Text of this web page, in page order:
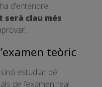
d’entendre
serà clau més
teòric
estudiar bé.
de l’examen real